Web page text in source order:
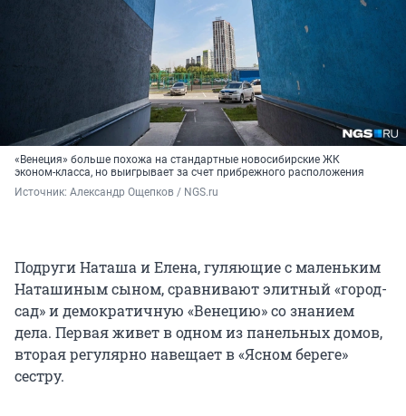
«Венеция» больше похожа на стандартные новосибирские ЖК
эконом-класса, но выигрывает за счет прибрежного расположения
Источник: Александр Ощепков / NGS.ru
Подруги Наташа и Елена, гуляющие с маленьким
Наташиным сыном, сравнивают элитный «город-
сад» и демократичную «Венецию» со знанием
дела. Первая живет в одном из панельных домов,
вторая регулярно навещает в «Ясном береге»
сестру.